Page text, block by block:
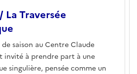
Traversée
saison au Centre Claude
invité à prendre part à une
singulière, pensée comme un